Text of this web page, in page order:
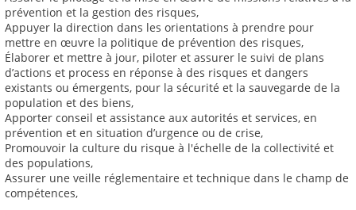
prévention et la gestion des risques,
Appuyer la direction dans les orientations à prendre pour
mettre en œuvre la politique de prévention des risques,
Élaborer et mettre à jour, piloter et assurer le suivi de plans
d’actions et process en réponse à des risques et dangers
existants ou émergents, pour la sécurité et la sauvegarde de la
population et des biens,
Apporter conseil et assistance aux autorités et services, en
prévention et en situation d’urgence ou de crise,
Promouvoir la culture du risque à l'échelle de la collectivité et
des populations,
Assurer une veille réglementaire et technique dans le champ de
compétences,